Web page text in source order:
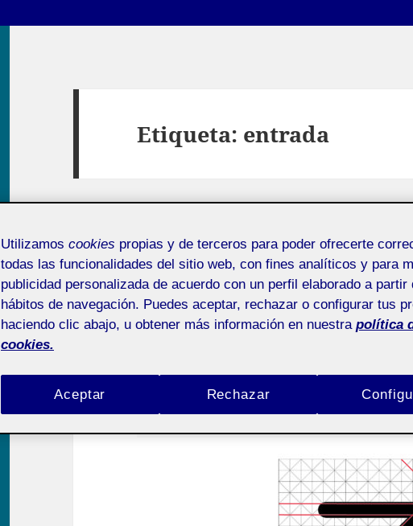
Etiqueta: entrada
Probando
Pública
Utilizamos cookies propias y de terceros para poder ofrecerte
todas las funcionalidades del sitio web, con fines analíticos y para
publicidad personalizada de acuerdo con un perfil elaborado a partir
hábitos de navegación. Puedes aceptar, rechazar o configurar tus
haciendo clic abajo, u obtener más información en nuestra política
cookies.
Rechazar
Aceptar